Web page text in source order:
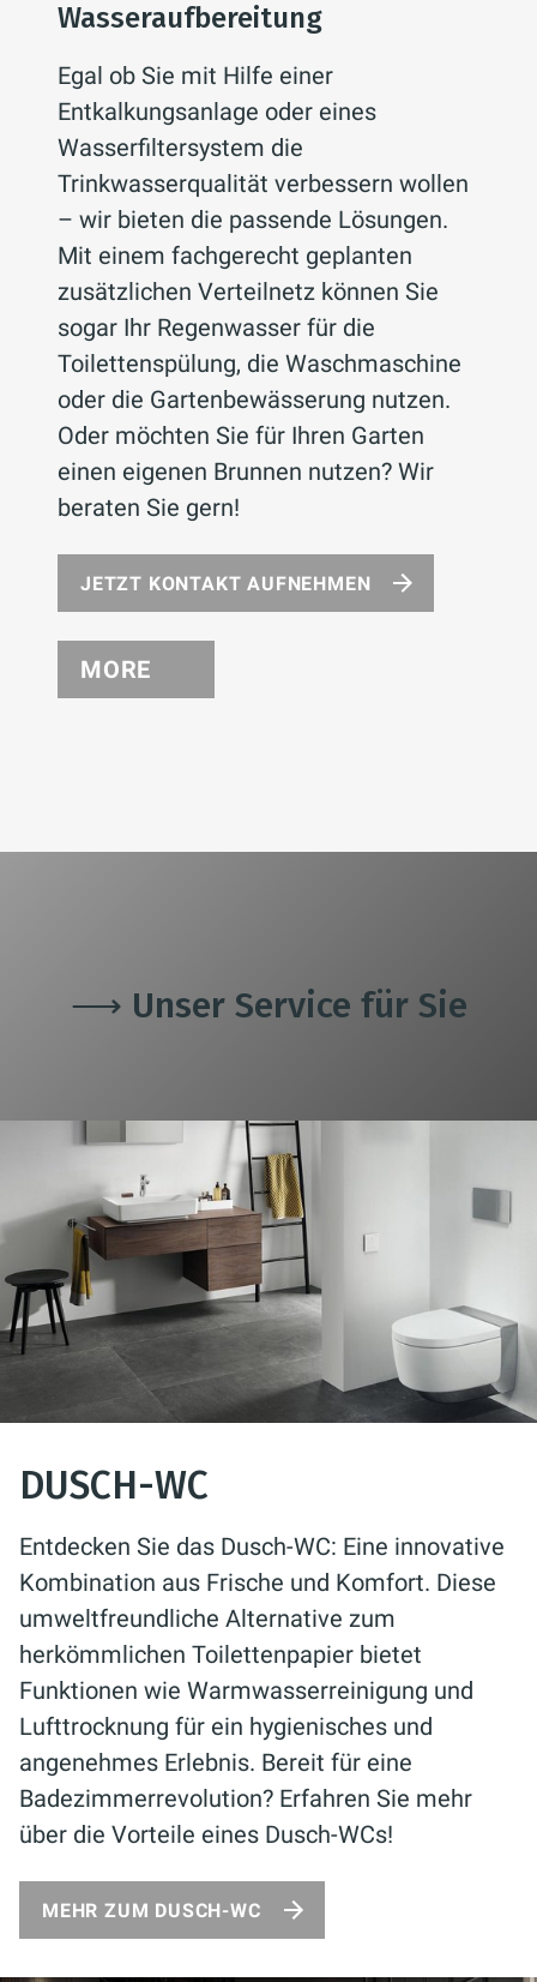
Wasseraufbereitung
Egal ob Sie mit Hilfe einer
Entkalkungsanlage oder eines
Wasserfiltersystem die
Trinkwasserqualität verbessern wollen
– wir bieten die passende Lösungen.
Mit einem fachgerecht geplanten
zusätzlichen Verteilnetz können Sie
sogar Ihr Regenwasser für die
Toilettenspülung, die Waschmaschine
oder die Gartenbewässerung nutzen.
Oder möchten Sie für Ihren Garten
einen eigenen Brunnen nutzen? Wir
beraten Sie gern!
JETZT KONTAKT AUFNEHMEN
MORE
⟶ Unser Service für Sie
DUSCH-WC
Entdecken Sie das Dusch-WC: Eine innovative
Kombination aus Frische und Komfort. Diese
umweltfreundliche Alternative zum
herkömmlichen Toilettenpapier bietet
Funktionen wie Warmwasserreinigung und
Lufttrocknung für ein hygienisches und
angenehmes Erlebnis. Bereit für eine
Badezimmerrevolution? Erfahren Sie mehr
über die Vorteile eines Dusch-WCs!
MEHR ZUM DUSCH-WC